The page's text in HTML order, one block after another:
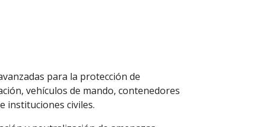
para la protección de
vehículos de mando, contenedores
instituciones civiles.